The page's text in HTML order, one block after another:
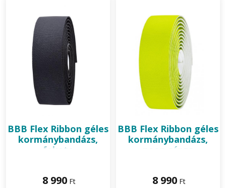
BBB Flex Ribbon géles
kormánybandázs,
fekete
8 990 Ft
BBB Flex Ribbon géles
kormánybandázs,
neon sárga
8 990 Ft